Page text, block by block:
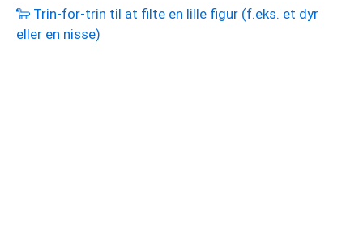
🐑 Trin-for-trin til at filte en lille figur (f.eks. et dyr
eller en nisse)